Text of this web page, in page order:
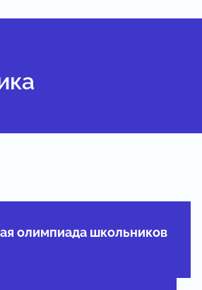
олимпиада школьников